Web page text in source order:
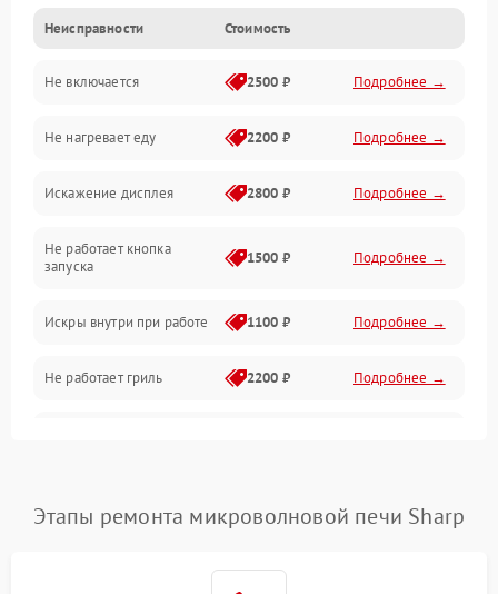
Дверца и корпус
Механика и внутренние элементы
Механические повреждения
Питание и запуск
Нагрев и приготовление
Программное обеспечение
Неисправности Стоимость
Не включается 2500 ₽ Подробнее →
Не нагревает еду 2200 ₽ Подробнее →
Искажение дисплея 2800 ₽ Подробнее →
Не работает кнопка
запуска
1500 ₽ Подробнее →
Искры внутри при работе 1100 ₽ Подробнее →
Не работает гриль 2200 ₽ Подробнее →
Подробнее →
Этапы ремонта микроволновой печи Sharp